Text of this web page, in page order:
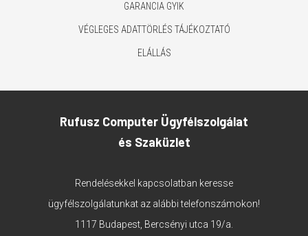
GARANCIA GYIK
VÉGLEGES ADATTÖRLÉS TÁJÉKOZTATÓ
ELÁLLÁS
Rufusz Computer Ügyfélszolgálat
és Szaküzlet
Rendelésekkel kapcsolatban keresse
ügyfélszolgálatunkat az alábbi telefonszámokon!
1117 Budapest, Bercsényi utca 19/a.